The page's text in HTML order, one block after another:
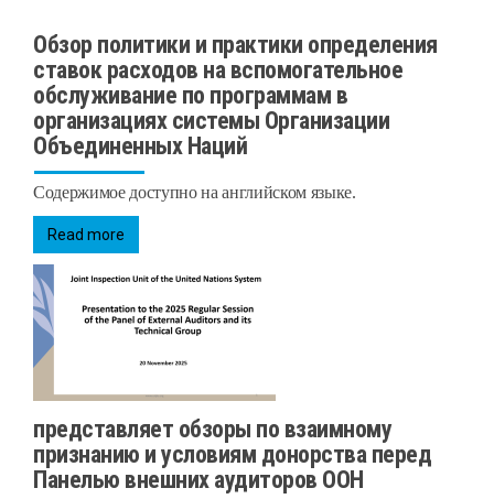
Обзор политики и практики определения
ставок расходов на вспомогательное
обслуживание по программам в
организациях системы Организации
Объединенных Наций
Содержимое доступно на английском языке.
Read more
представляет обзоры по взаимному
признанию и условиям донорства перед
Панелью внешних аудиторов ООН